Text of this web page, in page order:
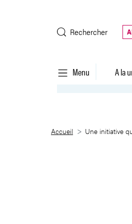
Rechercher
Menu A la
Une initiative qui
Accueil Une initiative